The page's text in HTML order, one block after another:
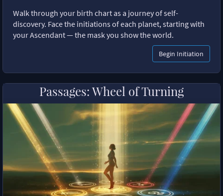
Walk through your birth chart as a journey of self-
discovery. Face the initiations of each planet, starting with
your Ascendant — the mask you show the world.
Begin Initiation
Passages: Wheel of Turning